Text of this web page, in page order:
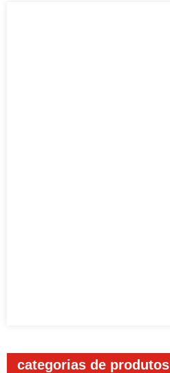
categorias de produtos